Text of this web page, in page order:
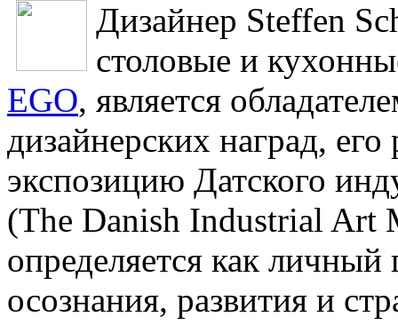
Дизайнер Steffen
столовые и
EGO, является
дизайнерских наград,
экспозицию Датского
(The Danish Industrial Art
определяется как
осознания, развития и